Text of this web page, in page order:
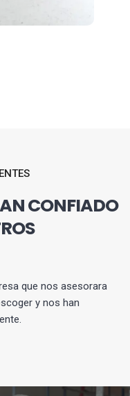
CONFIADO
que nos asesorara
y nos han